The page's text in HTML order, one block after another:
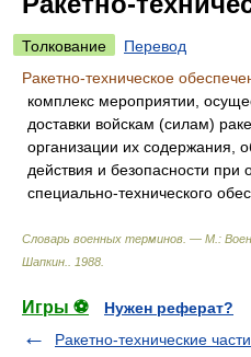
Толкование
Перевод
Ракетно-техническое
комплекс мероприятии,
доставки войскам (силам)
организации их содержания,
действия и безопасности
специально-технического
Словарь военных терминов. — М.:
Шапкин.
1988
Игры ⚽
Нужен реферат?
Ракетно-технические части